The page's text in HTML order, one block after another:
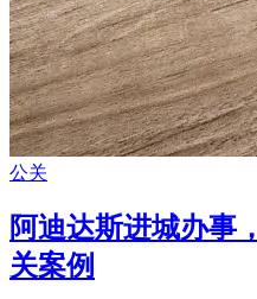
公关
阿迪达斯进城办事
关案例